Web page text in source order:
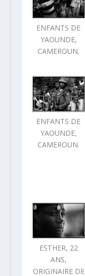
ENFANTS DE
YAOUNDE,
CAMEROUN.
ENFANTS DE
YAOUNDE,
CAMEROUN.
ESTHER, 22
ANS,
ORIGINAIRE DE